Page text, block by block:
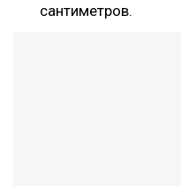
сантиметров.